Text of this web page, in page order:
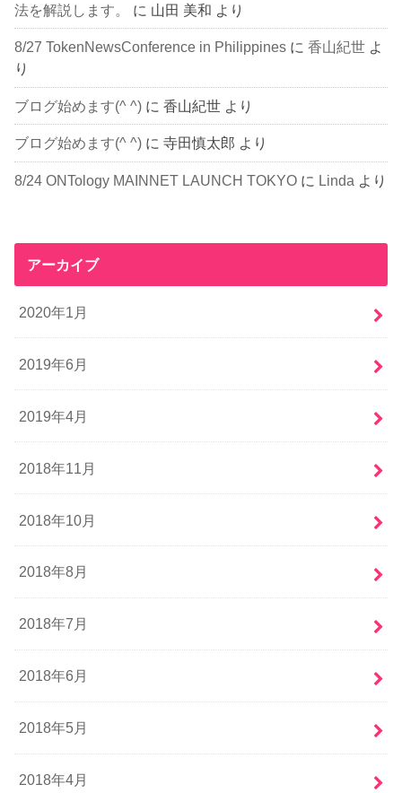
法を解説します。
に 山田 美和 より
8/27 TokenNewsConference in Philippines に香山紀世 よ
り
ブログ始めます(^ ^) に香山紀世 より
ブログ始めます(^ ^) に寺田慎太郎 より
8/24 ONTology MAINNET LAUNCH TOKYO に Linda より
アーカイブ
2020年1月
2019年6月
2019年4月
2018年11月
2018年10月
2018年8月
2018年7月
2018年6月
2018年5月
2018年4月